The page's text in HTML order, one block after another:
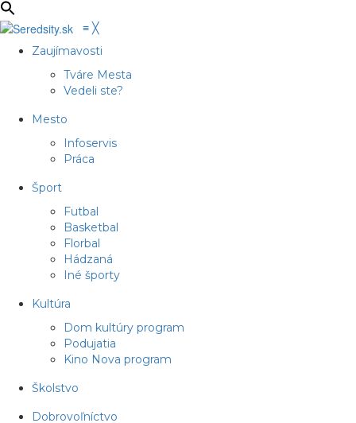
≡ ╳
Zaujímavosti
Tváre Mesta
Vedeli ste?
Mesto
Infoservis
Práca
Šport
Futbal
Basketbal
Florbal
Hádzaná
Iné športy
Kultúra
Dom kultúry program
Podujatia
Kino Nova program
Školstvo
Dobrovoľníctvo